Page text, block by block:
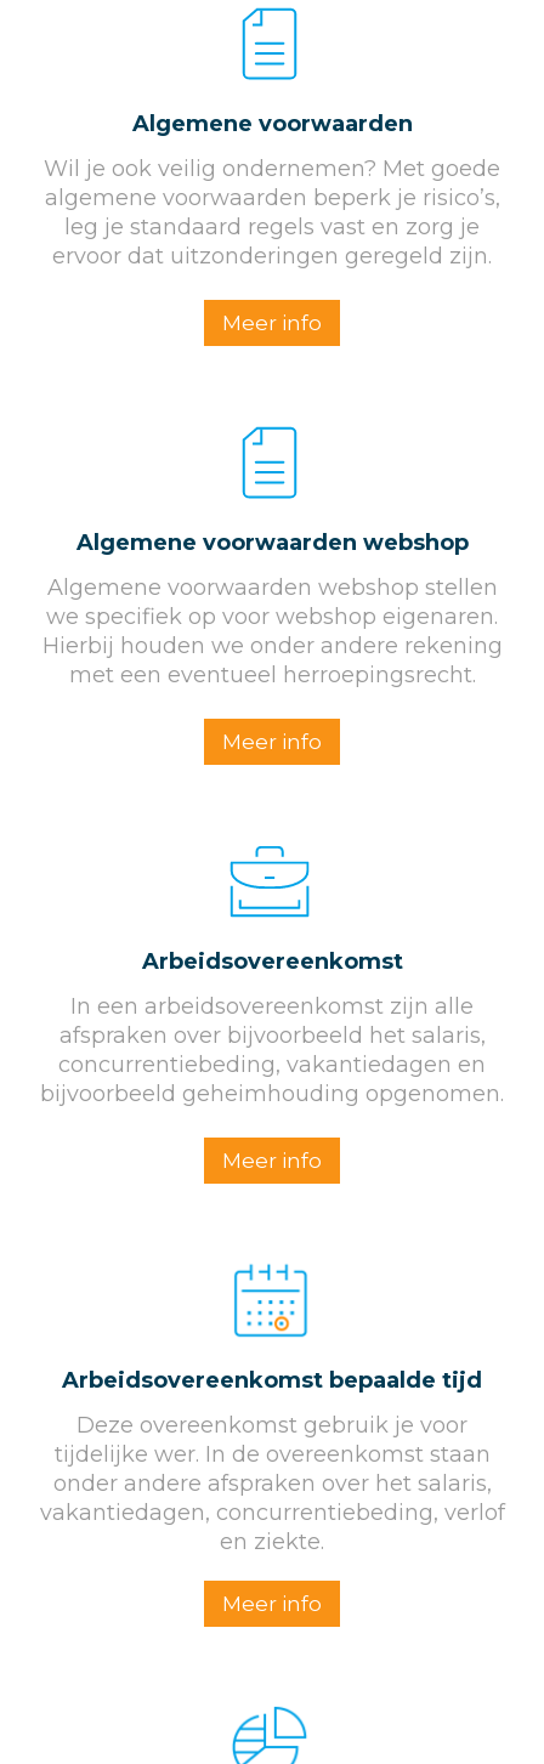
Algemene voorwaarden
Wil je ook veilig ondernemen? Met goede
algemene voorwaarden beperk je risico’s,
leg je standaard regels vast en zorg je
ervoor dat uitzonderingen geregeld zijn.
Meer info
Algemene voorwaarden webshop
Algemene voorwaarden webshop stellen
we specifiek op voor webshop eigenaren.
Hierbij houden we onder andere rekening
met een eventueel herroepingsrecht.
Meer info
Arbeidsovereenkomst
In een arbeidsovereenkomst zijn alle
afspraken over bijvoorbeeld het salaris,
concurrentiebeding, vakantiedagen en
bijvoorbeeld geheimhouding opgenomen.
Meer info
Arbeidsovereenkomst bepaalde tijd
Deze overeenkomst gebruik je voor
tijdelijke wer. In de overeenkomst staan
onder andere afspraken over het salaris,
vakantiedagen, concurrentiebeding, verlof
en ziekte.
Meer info